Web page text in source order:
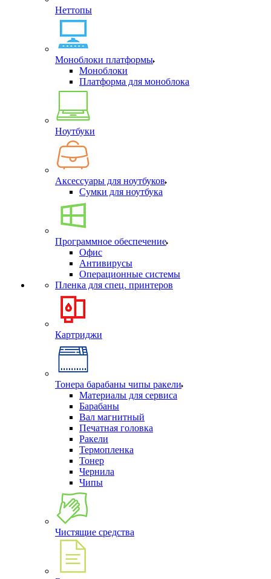
Неттопы
Моноблоки платформы
Моноблоки
Платформа для моноблока
Ноутбуки
Аксессуары для ноутбуков
Сумки для ноутбука
Программное обеспечение
Офис
Антивирусы
Операционные системы
Пленка для спец. принтеров
Картриджи
Тонера барабаны чипы ракели
Материалы для сервиса
Барабаны
Вал магнитный
Печатная головка
Ракели
Термопленка
Тонер
Чернила
Чипы
Чистящие средства